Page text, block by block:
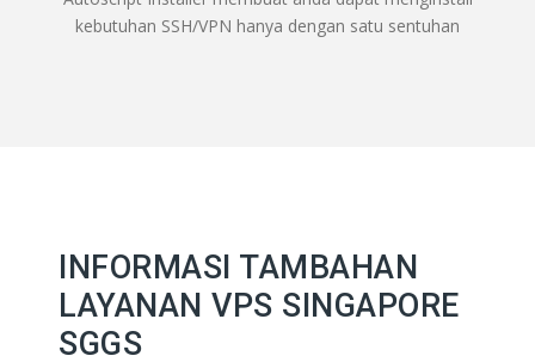
kebutuhan SSH/VPN hanya dengan satu sentuhan
INFORMASI TAMBAHAN
LAYANAN VPS SINGAPORE
SGGS